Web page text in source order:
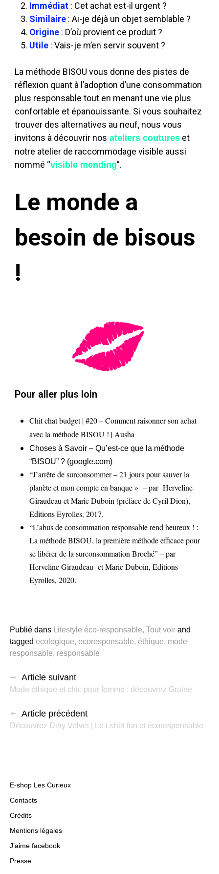
Immédiat : Cet achat est-il urgent ?
Similaire : Ai-je déjà un objet semblable ?
Origine : D’où provient ce produit ?
Utile : Vais-je m’en servir souvent ?
La méthode BISOU vous donne des pistes de
réflexion quant à l’adoption d’une consommation
plus responsable tout en menant une vie plus
confortable et épanouissante. Si vous souhaitez
trouver des alternatives au neuf, nous vous
invitons à découvrir nos ateliers coutures et
notre atelier de raccommodage visible aussi
nommé “visible mending”.
Le monde a
besoin de bisous
!
Pour aller plus loin
Chit chat budget | #20 – Comment raisonner son achat
avec la méthode BISOU ! | Ausha
Choses à Savoir – Qu’est-ce que la méthode
“BISOU” ? (google.com)
“J’arrête de surconsommer – 21 jours pour sauver la
planète et mon compte en banque» – par Herveline
Giraudeau et Marie Duboin (préface de Cyril Dion),
EditionsEyrolles, 2017.
“L’abus de consommation responsable rend heureux ! :
La méthode BISOU, la première méthode efficace pour
se libérer de la surconsommation Broché” – par
Herveline Giraudeau et Marie Duboin, Editions
Eyrolles, 2020.
Publié dans Lifestyle éco-responsable, Tout voir and
tagged ecologique, ecoresponsable, éthique, mode
responsable, responsable
Article suivant
Mode éthique et chic pour femme : découvrez Graine
Article précédent
Découvrez Dirty Velvet | Le t-shirt fun et écoresponsable
E-shop Les Curieux
Contacts
Crédits
Mentions légales
J’aime facebook
Presse